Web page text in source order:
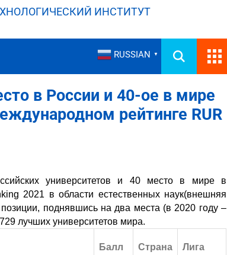
ИНСТИТУТ
RUSSIAN ▼
в России и 40-ое в мире
рейтинге RUR
университетов и 40 место в мире в
2021 в области естественных наук(внешняя
поднявшись на два места (в 2020 году –
лучших университетов мира.
Балл Страна Лига